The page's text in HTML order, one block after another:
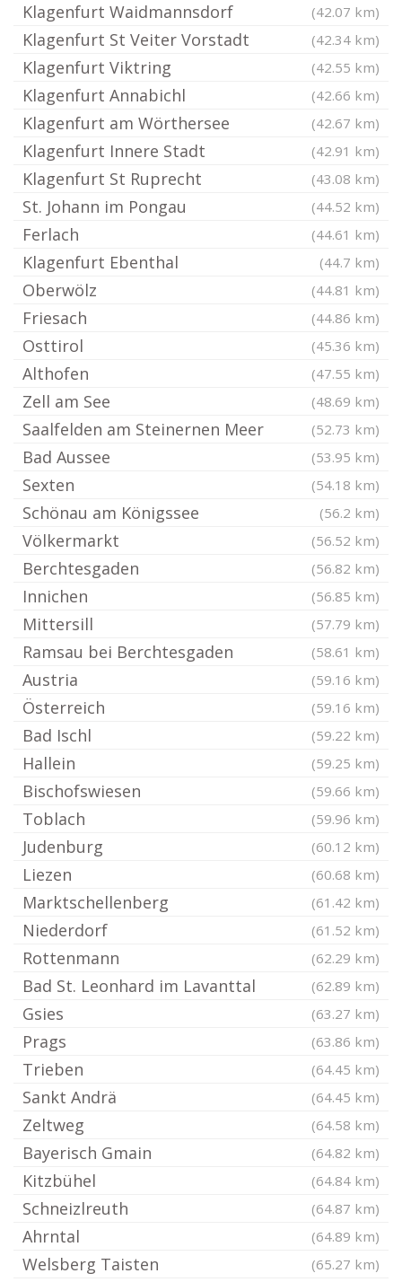
Klagenfurt Waidmannsdorf (42.07 km)
Klagenfurt St Veiter Vorstadt (42.34 km)
Klagenfurt Viktring (42.55 km)
Klagenfurt Annabichl (42.66 km)
Klagenfurt am Wörthersee (42.67 km)
Klagenfurt Innere Stadt (42.91 km)
Klagenfurt St Ruprecht (43.08 km)
St. Johann im Pongau (44.52 km)
Ferlach (44.61 km)
Klagenfurt Ebenthal (44.7 km)
Oberwölz (44.81 km)
Friesach (44.86 km)
Osttirol (45.36 km)
Althofen (47.55 km)
Zell am See (48.69 km)
Saalfelden am Steinernen Meer (52.73 km)
Bad Aussee (53.95 km)
Sexten (54.18 km)
Schönau am Königssee (56.2 km)
Völkermarkt (56.52 km)
Berchtesgaden (56.82 km)
Innichen (56.85 km)
Mittersill (57.79 km)
Ramsau bei Berchtesgaden (58.61 km)
Austria (59.16 km)
Österreich (59.16 km)
Bad Ischl (59.22 km)
Hallein (59.25 km)
Bischofswiesen (59.66 km)
Toblach (59.96 km)
Judenburg (60.12 km)
Liezen (60.68 km)
Marktschellenberg (61.42 km)
Niederdorf (61.52 km)
Rottenmann (62.29 km)
Bad St. Leonhard im Lavanttal (62.89 km)
Gsies (63.27 km)
Prags (63.86 km)
Trieben (64.45 km)
Sankt Andrä (64.45 km)
Zeltweg (64.58 km)
Bayerisch Gmain (64.82 km)
Kitzbühel (64.84 km)
Schneizlreuth (64.87 km)
Ahrntal (64.89 km)
Welsberg Taisten (65.27 km)